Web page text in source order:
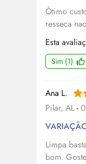
Ótimo
resseca
Esta
Sim (1)
Ana L.
Pilar, AL -
Limpa
bom.